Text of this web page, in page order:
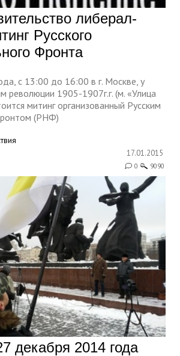
либерал-
Русского
Фронта
с 13:00 до 16:00 в г. Москве, у
революции 1905-1907г.г. (м. «Улица
митинг организованный Русским
(РНФ)
17.01.2015
0 9090
декабря 2014 года